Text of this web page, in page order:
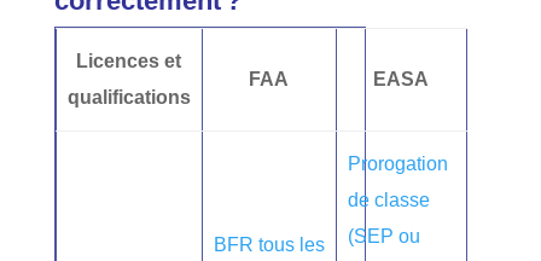
Licences et
qualifications
FAA EASA
BFR tous les
Prorogation
de classe
(SEP ou